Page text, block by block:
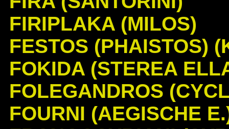
FIRIPLAKA (MILOS)
FESTOS (PHAISTOS)
FOKIDA (STEREA
FOLEGANDROS
FOURNI (AEGISCHE